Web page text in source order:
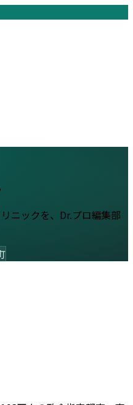
ニックを、Dr.プロ編集部